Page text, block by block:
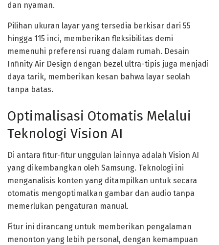
dan nyaman.
Pilihan ukuran layar yang tersedia berkisar dari 55
hingga 115 inci, memberikan fleksibilitas demi
memenuhi preferensi ruang dalam rumah. Desain
Infinity Air Design dengan bezel ultra-tipis juga menjadi
daya tarik, memberikan kesan bahwa layar seolah
tanpa batas.
Optimalisasi Otomatis Melalui
Teknologi Vision AI
Di antara fitur-fitur unggulan lainnya adalah Vision AI
yang dikembangkan oleh Samsung. Teknologi ini
menganalisis konten yang ditampilkan untuk secara
otomatis mengoptimalkan gambar dan audio tanpa
memerlukan pengaturan manual.
Fitur ini dirancang untuk memberikan pengalaman
menonton yang lebih personal, dengan kemampuan